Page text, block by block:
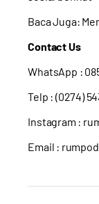
Baca Juga:
Contact Us
WhatsApp :
Telp : (0274)
Instagram :
Email :